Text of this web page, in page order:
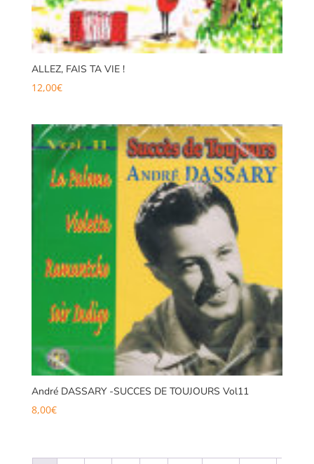
ALLEZ, FAIS TA VIE !
12,00€
André DASSARY -SUCCES DE TOUJOURS Vol11
8,00€